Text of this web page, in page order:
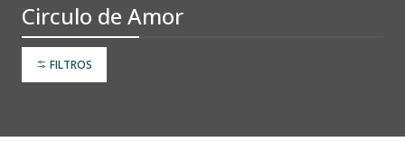
Circulo de Amor
FILTROS